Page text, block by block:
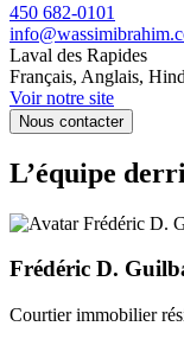
450 682-0101
Laval des Rapides
Français, Anglais,
Voir notre site
Nous contacter
L’équipe
Frédéric D.
Courtier immobilier